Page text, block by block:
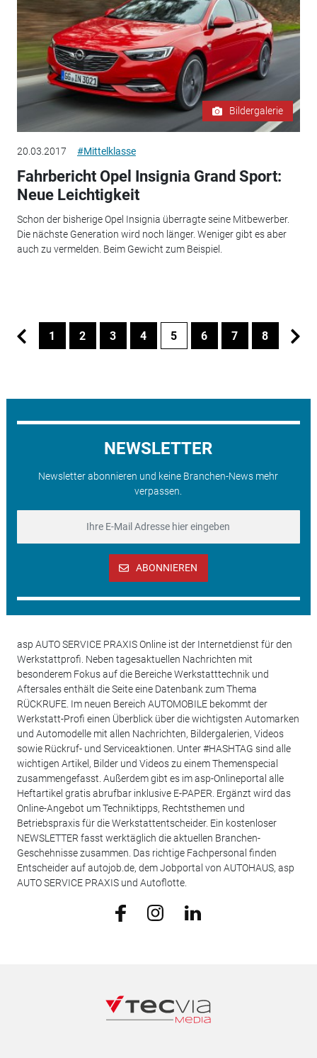
Bildergalerie
20.03.2017 #Mittelklasse
Fahrbericht Opel Insignia Grand Sport:
Neue Leichtigkeit
Schon der bisherige Opel Insignia überragte seine Mitbewerber.
Die nächste Generation wird noch länger. Weniger gibt es aber
auch zu vermelden. Beim Gewicht zum Beispiel.
1 2 3 4 5 6 7 8
NEWSLETTER
Newsletter abonnieren und keine Branchen-News mehr
verpassen.
ABONNIEREN
asp AUTO SERVICE PRAXIS Online ist der Internetdienst für den
Werkstattprofi. Neben tagesaktuellen Nachrichten mit
besonderem Fokus auf die Bereiche Werkstatttechnik und
Aftersales enthält die Seite eine Datenbank zum Thema
RÜCKRUFE. Im neuen Bereich AUTOMOBILE bekommt der
Werkstatt-Profi einen Überblick über die wichtigsten Automarken
und Automodelle mit allen Nachrichten, Bildergalerien, Videos
sowie Rückruf- und Serviceaktionen. Unter #HASHTAG sind alle
wichtigen Artikel, Bilder und Videos zu einem Themenspecial
zusammengefasst. Außerdem gibt es im asp-Onlineportal alle
Heftartikel gratis abrufbar inklusive E-PAPER. Ergänzt wird das
Online-Angebot um Techniktipps, Rechtsthemen und
Betriebspraxis für die Werkstattentscheider. Ein kostenloser
NEWSLETTER fasst werktäglich die aktuellen Branchen-
Geschehnisse zusammen. Das richtige Fachpersonal finden
Entscheider auf autojob.de, dem Jobportal von AUTOHAUS, asp
AUTO SERVICE PRAXIS und Autoflotte.